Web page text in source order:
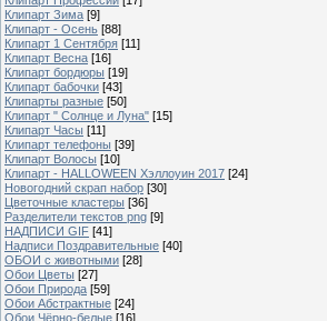
Клипарт Зима [9]
Клипарт - Осень [88]
Клипарт 1 Сентября [11]
Клипарт Весна [16]
Клипарт бордюры [19]
Клипарт бабочки [43]
Клипарты разные [50]
Клипарт " Солнце и Луна" [15]
Клипарт Часы [11]
Клипарт телефоны [39]
Клипарт Волосы [10]
Клипарт - HALLOWEEN Хэллоуин 2017 [24]
Новогодний скрап набор [30]
Цветочные кластеры [36]
Разделители текстов png [9]
НАДПИСИ GIF [41]
Надписи Поздравительные [40]
ОБОИ с животными [28]
Обои Цветы [27]
Обои Природа [59]
Обои Абстрактные [24]
Обои Чёрно-белые [16]